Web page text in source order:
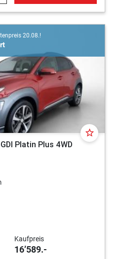
20.08.!
star_border
Platin Plus 4WD
Kaufpreis
16’589.-